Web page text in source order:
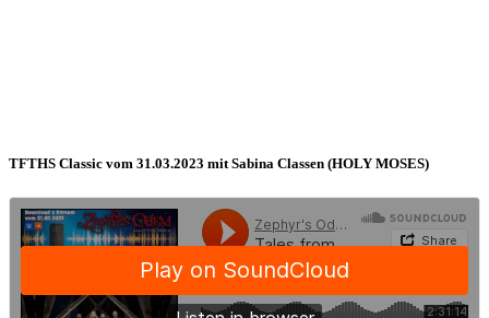
TFTHS Classic vom 31.03.2023 mit Sabina Classen (HOLY MOSES)